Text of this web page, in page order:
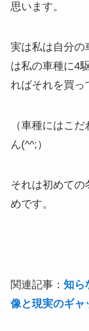
思います。
実は私は自分の
は私の車種に4
ればそれを買っ
（車種にはこ
ん(^^;）
それは初めての
めです。
関連記事： 知ら
像と現実のギャ